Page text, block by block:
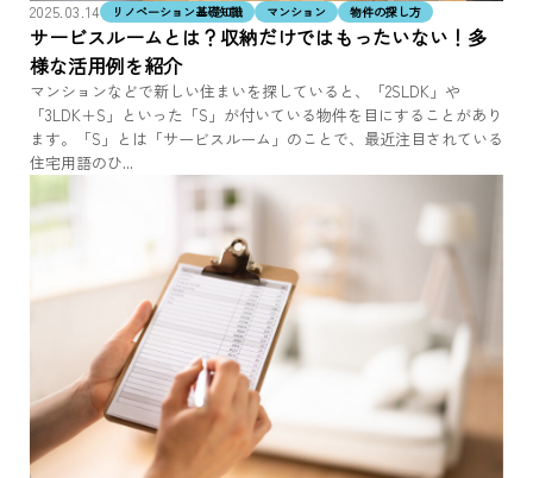
2025.03.14 リノベーション基礎知識 マンション 物件の探し方
サービスルームとは？収納だけではもったいない！多
様な活用例を紹介
マンションなどで新しい住まいを探していると、「2SLDK」や
「3LDK＋S」といった「S」が付いている物件を目にすることがあり
ます。「S」とは「サービスルーム」のことで、最近注目されている
住宅用語のひ...